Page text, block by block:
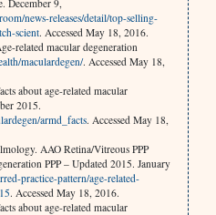
December 9,
news-releases/detail/top-selling-
scient. Accessed May 18, 2016.
related macular degeneration
maculardegen/. Accessed May 18,
about age-related macular
2015.
armd_facts. Accessed May 18,
AAO Retina/Vitreous PPP
PPP – Updated 2015. January
practice-pattern/age-related-
. Accessed May 18, 2016.
about age-related macular